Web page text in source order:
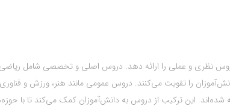
نظری و عملی را ارائه دهد. دروس اصلی و تخصصی شامل
را تقویت می‌کنند. دروس عمومی مانند هنر، ورزش و فناوری
این ترکیب از دروس به دانش‌آموزان کمک می‌کند تا با